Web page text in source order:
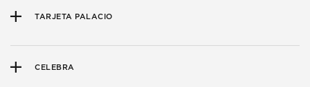
TARJETA PALACIO
CELEBRA